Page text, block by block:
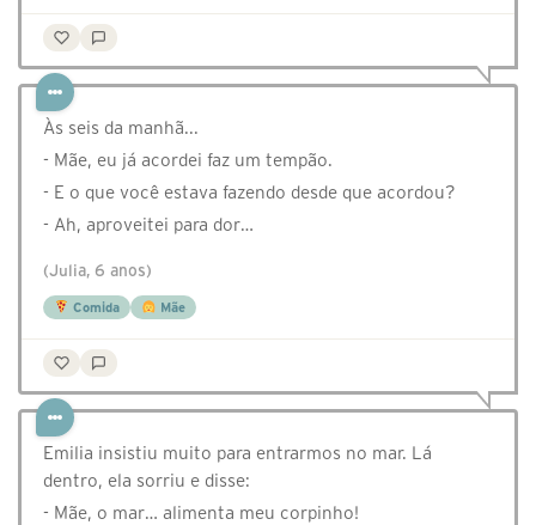
Às seis da manhã...
- Mãe, eu já acordei faz um tempão.
- E o que você estava fazendo desde que acordou?
- Ah, aproveitei para dor…
(Julia, 6 anos)
Comida Mãe
Emilia insistiu muito para entrarmos no mar. Lá
dentro, ela sorriu e disse:
- Mãe, o mar… alimenta meu corpinho!